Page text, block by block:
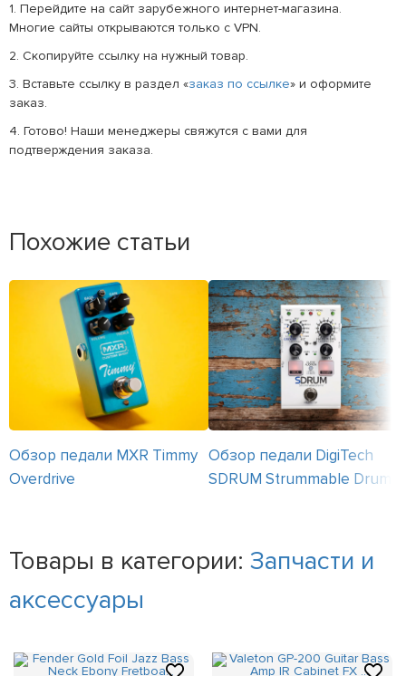
1. Перейдите на сайт зарубежного интернет-магазина.
Многие сайты открываются только с VPN.
2. Скопируйте ссылку на нужный товар.
3. Вставьте ссылку в раздел «заказ по ссылке» и оформите
заказ.
4. Готово! Наши менеджеры свяжутся с вами для
подтверждения заказа.
Похожие статьи
Обзор педали MXR Timmy
Overdrive
Обзор педали DigiTech
SDRUM Strummable Drums
Товары в категории: Запчасти и
аксессуары